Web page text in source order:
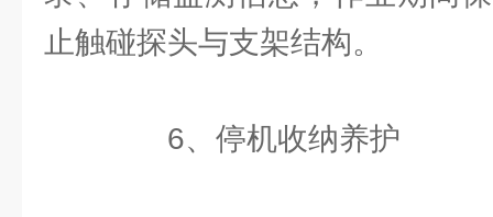
止触碰探头与支架结构。
6、停机收纳养护